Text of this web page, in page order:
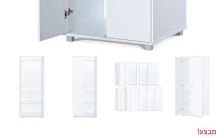
מבצע!